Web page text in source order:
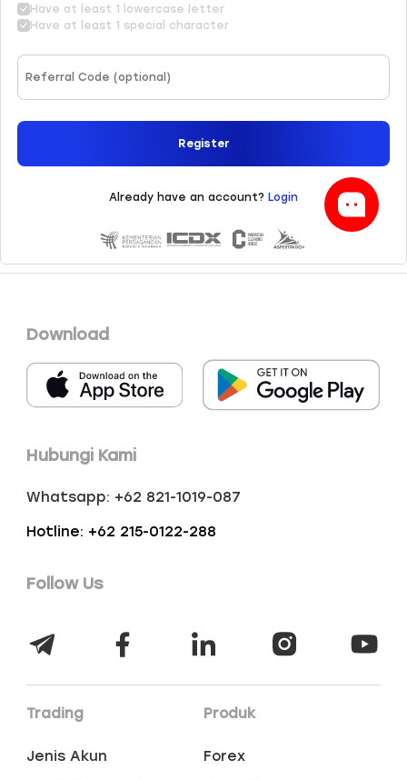
Download
Hubungi Kami
Whatsapp: +62 821-1019-087
Hotline: +62 215-0122-288
Follow Us
Trading
Jenis Akun
Produk
Forex